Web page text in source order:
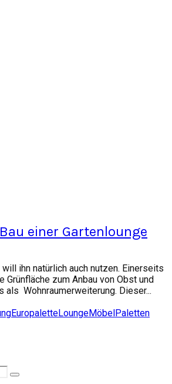
einer Gartenlounge
will ihn natürlich auch nutzen. Einerseits
Grünfläche zum Anbau von Obst und
als Wohnraumerweiterung. Dieser...
EuropaletteLoungeMöbelPaletten
Search